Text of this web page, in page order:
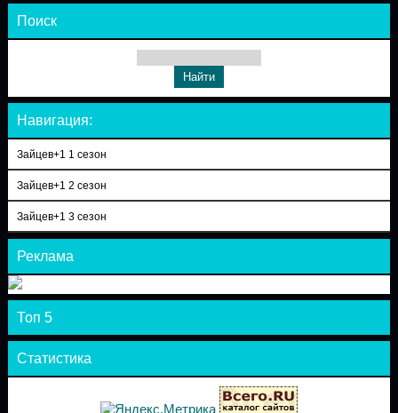
Поиск
Навигация:
Зайцев+1 1 сезон
Зайцев+1 2 сезон
Зайцев+1 3 сезон
Реклама
Топ 5
Статистика